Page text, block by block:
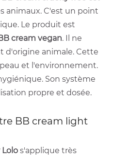
animaux. C'est un point
Le produit est
cream vegan. Il ne
animale. Cette
et l'environnement.
Son système
propre et dosée.
BB cream light
Lolo s'applique très